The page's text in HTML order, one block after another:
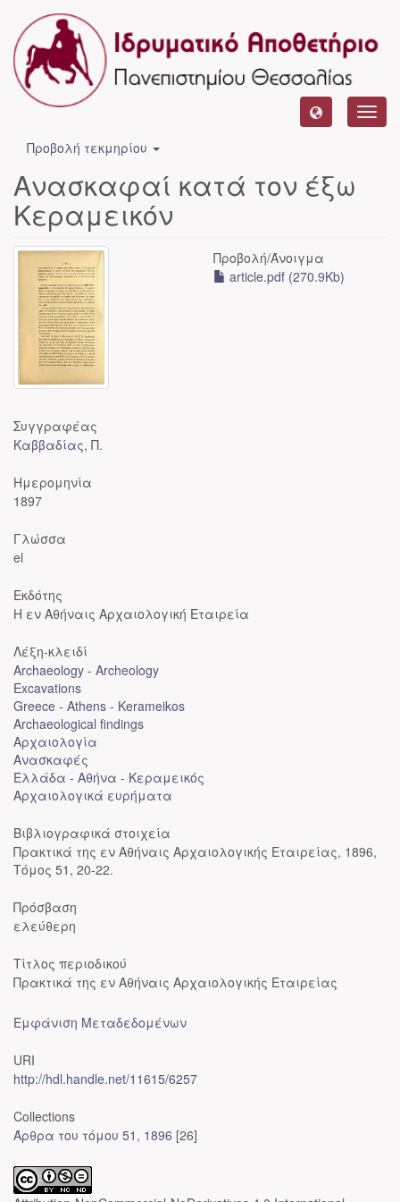
Προβολή τεκμηρίου
Ανασκαφαί κατά τον έξω
Κεραμεικόν
Προβολή/Άνοιγμα
article.pdf (270.9Kb)
Συγγραφέας
Καββαδίας, Π.
Ημερομηνία
1897
Γλώσσα
el
Εκδότης
Η εν Αθήναις Αρχαιολογική Εταιρεία
Λέξη-κλειδί
Archaeology - Archeology
Excavations
Greece - Athens - Kerameikos
Archaeological findings
Αρχαιολογία
Ανασκαφές
Ελλάδα - Αθήνα - Κεραμεικός
Αρχαιολογικά ευρήματα
Βιβλιογραφικά στοιχεία
Πρακτικά της εν Αθήναις Αρχαιολογικής Εταιρείας, 1896,
Τόμος 51, 20-22.
Πρόσβαση
ελεύθερη
Τίτλος περιοδικού
Πρακτικά της εν Αθήναις Αρχαιολογικής Εταιρείας
Εμφάνιση Μεταδεδομένων
URI
http://hdl.handle.net/11615/6257
Collections
Άρθρα του τόμου 51, 1896 [26]